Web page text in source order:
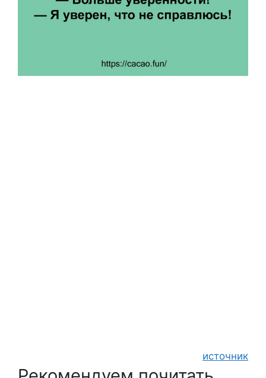
источник